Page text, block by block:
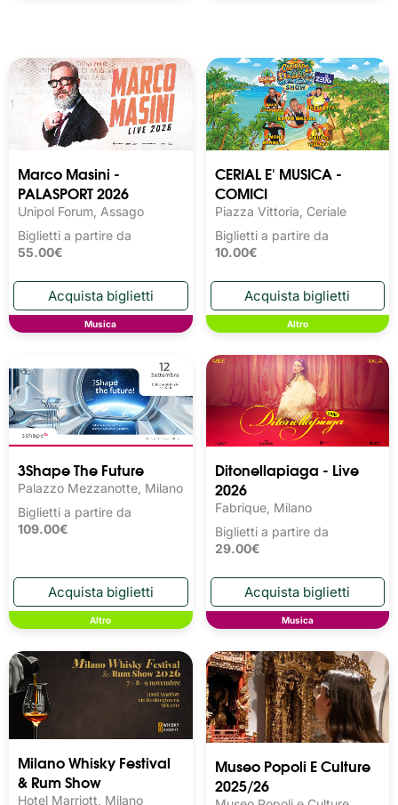
Marco Masini -
PALASPORT 2026
Unipol Forum, Assago
Biglietti a partire da
55.00€
Musica
CERIAL E' MUSICA -
COMICI
Piazza Vittoria, Ceriale
Biglietti a partire da
10.00€
Altro
3Shape The Future
Palazzo Mezzanotte, Milano
Biglietti a partire da
109.00€
Altro
Ditonellapiaga - Live
2026
Fabrique, Milano
Biglietti a partire da
29.00€
Musica
Milano Whisky Festival
& Rum Show
Hotel Marriott, Milano
Museo Popoli E Culture
2025/26